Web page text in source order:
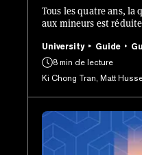
Tous les quatre ans,
aux mineurs est
University Guide
8 min de lecture
Ki Chong Tran, Matt